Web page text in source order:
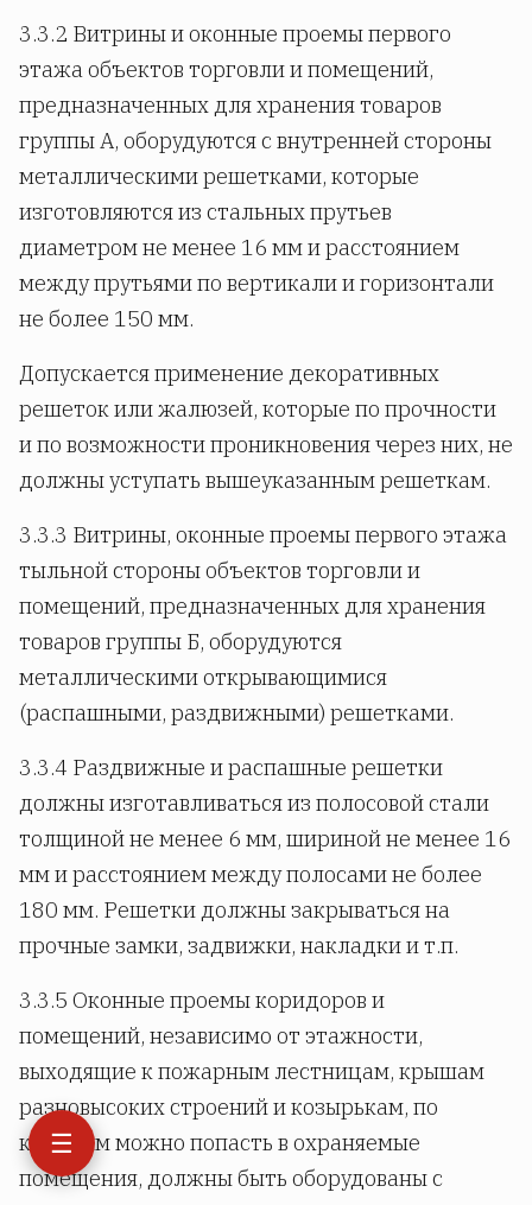
☰
3.3.2 Витрины и оконные проемы первого
этажа объектов торговли и помещений,
предназначенных для хранения товаров
группы А, оборудуются с внутренней стороны
металлическими решетками, которые
изготовляются из стальных прутьев
диаметром не менее 16 мм и расстоянием
между прутьями по вертикали и горизонтали
не более 150 мм.
Допускается применение декоративных
решеток или жалюзей, которые по прочности
и по возможности проникновения через них, не
должны уступать вышеуказанным решеткам.
3.3.3 Витрины, оконные проемы первого этажа
тыльной стороны объектов торговли и
помещений, предназначенных для хранения
товаров группы Б, оборудуются
металлическими открывающимися
(распашными, раздвижными) решетками.
3.3.4 Раздвижные и распашные решетки
должны изготавливаться из полосовой стали
толщиной не менее 6 мм, шириной не менее 16
мм и расстоянием между полосами не более
180 мм. Решетки должны закрываться на
прочные замки, задвижки, накладки и т.п.
3.3.5 Оконные проемы коридоров и
помещений, независимо от этажности,
выходящие к пожарным лестницам, крышам
разновысоких строений и козырькам, по
которым можно попасть в охраняемые
помещения, должны быть оборудованы с